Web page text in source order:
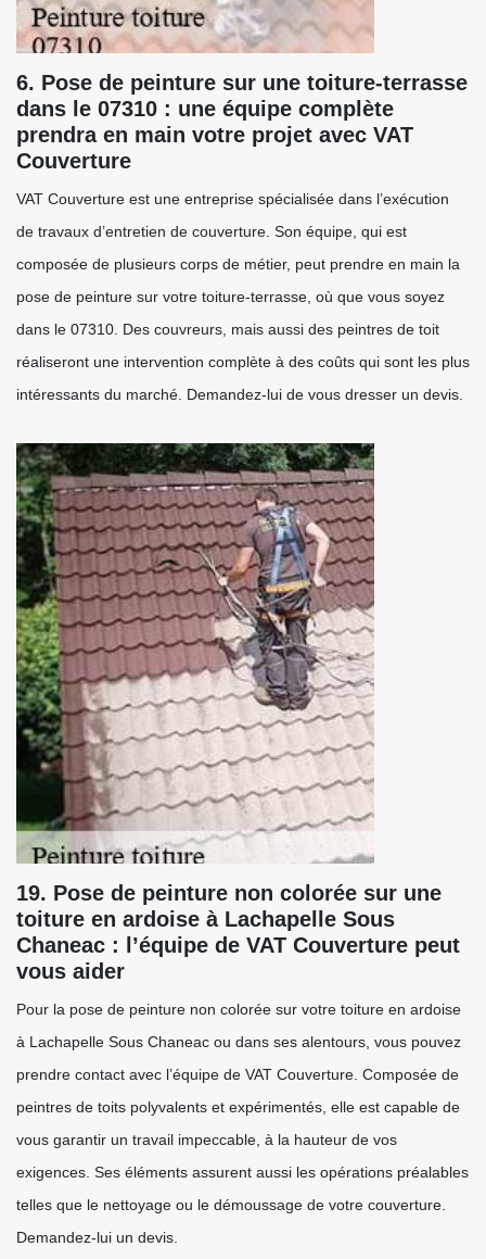
6. Pose de peinture sur une toiture-terrasse
dans le 07310 : une équipe complète
prendra en main votre projet avec VAT
Couverture
VAT Couverture est une entreprise spécialisée dans l’exécution
de travaux d’entretien de couverture. Son équipe, qui est
composée de plusieurs corps de métier, peut prendre en main la
pose de peinture sur votre toiture-terrasse, où que vous soyez
dans le 07310. Des couvreurs, mais aussi des peintres de toit
réaliseront une intervention complète à des coûts qui sont les plus
intéressants du marché. Demandez-lui de vous dresser un devis.
19. Pose de peinture non colorée sur une
toiture en ardoise à Lachapelle Sous
Chaneac : l’équipe de VAT Couverture peut
vous aider
Pour la pose de peinture non colorée sur votre toiture en ardoise
à Lachapelle Sous Chaneac ou dans ses alentours, vous pouvez
prendre contact avec l’équipe de VAT Couverture. Composée de
peintres de toits polyvalents et expérimentés, elle est capable de
vous garantir un travail impeccable, à la hauteur de vos
exigences. Ses éléments assurent aussi les opérations préalables
telles que le nettoyage ou le démoussage de votre couverture.
Demandez-lui un devis.